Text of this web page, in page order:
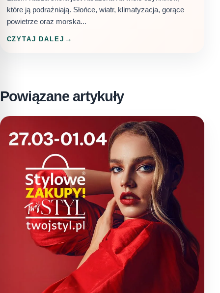
które ją podrażniają. Słońce, wiatr, klimatyzacja, gorące
powietrze oraz morska...
CZYTAJ DALEJ
Powiązane artykuły